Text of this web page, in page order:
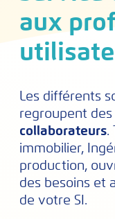
aux
Les différents
regroupent des
collaborateurs.
immobilier,
production,
des besoins et
de votre SI.